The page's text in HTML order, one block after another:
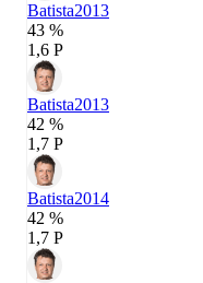
Batista2013
43 %
1,6 P
Batista2013
42 %
1,7 P
Batista2014
42 %
1,7 P